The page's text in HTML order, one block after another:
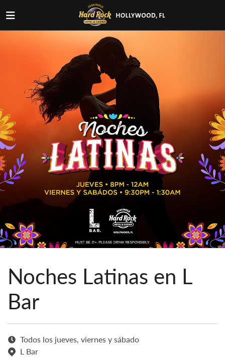
Noches Latinas en L
Bar
Todos los jueves, viernes y sábado
L Bar